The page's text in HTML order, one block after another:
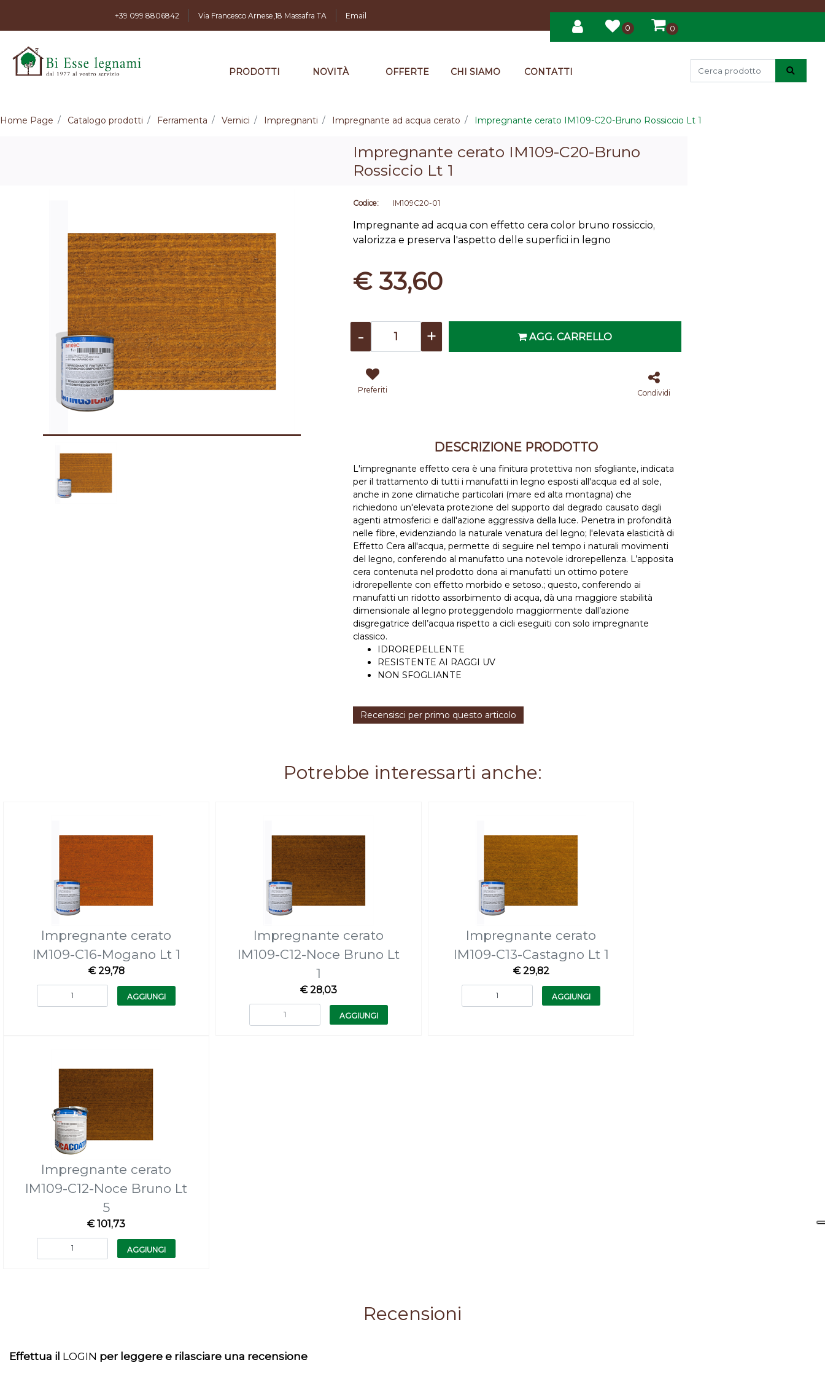
+39 099 8806842 Via Francesco Arnese,18 Massafra TA
Email
0
0
PRODOTTI NOVITÀ OFFERTE CHI SIAMO CONTATTI
Home Page Catalogo prodotti Ferramenta Vernici Impregnanti Impregnante ad acqua cerato Impregnante cerato IM109-C20-Bruno Rossiccio Lt 1
Impregnante cerato IM109-C20-Bruno
Rossiccio Lt 1
Codice: IM109C20-01
Impregnante ad acqua con effetto cera color bruno rossiccio,
valorizza e preserva l'aspetto delle superfici in legno
€ 33,60
AGG. CARRELLO
Preferiti Condividi
DESCRIZIONE PRODOTTO
L'impregnante effetto cera è una finitura protettiva non sfogliante, indicata
per il trattamento di tutti i manufatti in legno esposti all'acqua ed al sole,
anche in zone climatiche particolari (mare ed alta montagna) che
richiedono un'elevata protezione del supporto dal degrado causato dagli
agenti atmosferici e dall'azione aggressiva della luce. Penetra in profondità
nelle fibre, evidenziando la naturale venatura del legno; l'elevata elasticità di
Effetto Cera all'acqua, permette di seguire nel tempo i naturali movimenti
del legno, conferendo al manufatto una notevole idrorepellenza. L’apposita
cera contenuta nel prodotto dona ai manufatti un ottimo potere
idrorepellente con effetto morbido e setoso.; questo, conferendo ai
manufatti un ridotto assorbimento di acqua, dà una maggiore stabilità
dimensionale al legno proteggendolo maggiormente dall’azione
disgregatrice dell’acqua rispetto a cicli eseguiti con solo impregnante
classico.
IDROREPELLENTE
RESISTENTE AI RAGGI UV
NON SFOGLIANTE
Recensisci per primo questo articolo
Potrebbe interessarti anche:
Impregnante cerato
IM109-C16-Mogano Lt 1
€ 29,78
Quantità
AGGIUNGI
Impregnante cerato
IM109-C12-Noce Bruno Lt
1
€ 28,03
Quantità
AGGIUNGI
Impregnante cerato
IM109-C13-Castagno Lt 1
€ 29,82
Quantità
AGGIUNGI
Impregnante cerato
IM109-C12-Noce Bruno Lt
5
€ 101,73
Quantità
AGGIUNGI
Recensioni
Effettua il LOGIN per leggere e rilasciare una recensione